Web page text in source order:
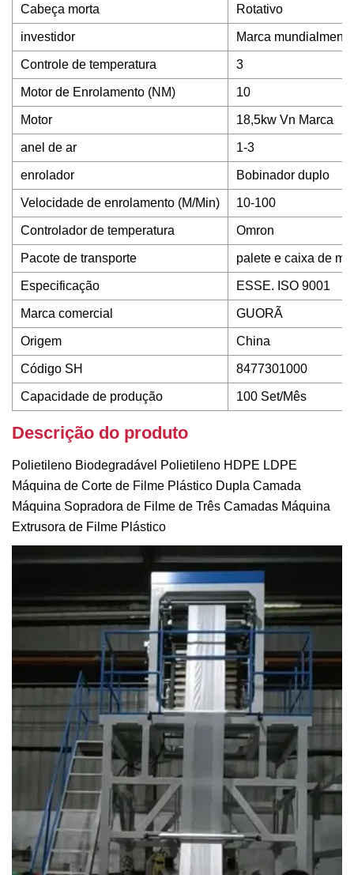
Cabeça morta Rotativo
investidor Marca
Controle de temperatura 3
Motor de Enrolamento (NM) 10
Motor 18,5kw Vn Marca
anel de ar 1-3
enrolador Bobinador duplo
Velocidade de enrolamento (M/Min) 10-100
Controlador de temperatura Omron
Pacote de transporte palete e caixa de
Especificação ESSE. ISO 9001
Marca comercial GUORÃ
Origem China
Código SH 8477301000
Capacidade de produção 100 Set/Mês
Descrição do produto
Polietileno Biodegradável Polietileno HDPE LDPE
Máquina de Corte de Filme Plástico Dupla Camada
Máquina Sopradora de Filme de Três Camadas Máquina
Extrusora de Filme Plástico